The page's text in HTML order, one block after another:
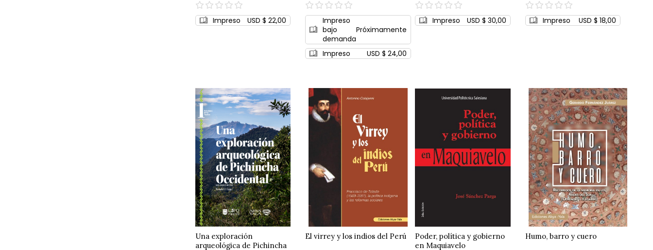
0%
Impreso USD $ 22,00
0%
Impreso
bajo
demanda
Próximamente
Impreso USD $ 24,00
0%
Impreso USD $ 30,00
0%
Impreso USD $ 18,00
Una exploración
arqueológica de Pichincha
El virrey y los indios del Perú
Poder, política y gobierno
en Maquiavelo
Humo, barro y cuero